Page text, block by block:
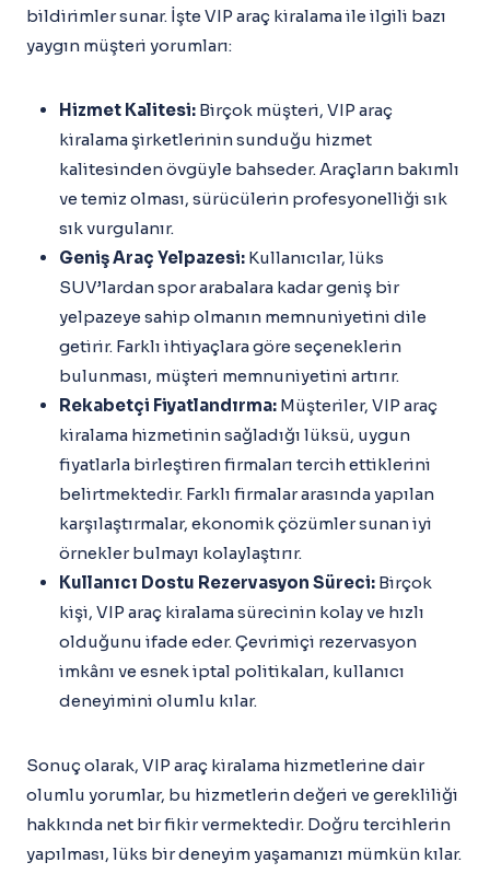
bildirimler sunar. İşte VIP araç kiralama ile ilgili bazı
yaygın müşteri yorumları:
Hizmet Kalitesi: Birçok müşteri, VIP araç
kiralama şirketlerinin sunduğu hizmet
kalitesinden övgüyle bahseder. Araçların bakımlı
ve temiz olması, sürücülerin profesyonelliği sık
sık vurgulanır.
Geniş Araç Yelpazesi: Kullanıcılar, lüks
SUV’lardan spor arabalara kadar geniş bir
yelpazeye sahip olmanın memnuniyetini dile
getirir. Farklı ihtiyaçlara göre seçeneklerin
bulunması, müşteri memnuniyetini artırır.
Rekabetçi Fiyatlandırma: Müşteriler, VIP araç
kiralama hizmetinin sağladığı lüksü, uygun
fiyatlarla birleştiren firmaları tercih ettiklerini
belirtmektedir. Farklı firmalar arasında yapılan
karşılaştırmalar, ekonomik çözümler sunan iyi
örnekler bulmayı kolaylaştırır.
Kullanıcı Dostu Rezervasyon Süreci: Birçok
kişi, VIP araç kiralama sürecinin kolay ve hızlı
olduğunu ifade eder. Çevrimiçi rezervasyon
imkânı ve esnek iptal politikaları, kullanıcı
deneyimini olumlu kılar.
Sonuç olarak, VIP araç kiralama hizmetlerine dair
olumlu yorumlar, bu hizmetlerin değeri ve gerekliliği
hakkında net bir fikir vermektedir. Doğru tercihlerin
yapılması, lüks bir deneyim yaşamanızı mümkün kılar.